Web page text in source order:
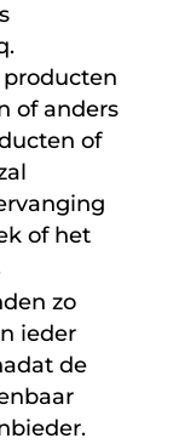
of anders
of
of het
zo
ieder
de